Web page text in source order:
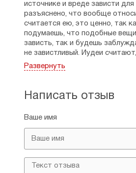
Написать отзыв
Ваше имя
источнике и вреде зависти
разъяснено, что вообще
считается ею, это ценно, так
подумаешь, что подобные
зависть, так и будешь
не завистливый. Иудеи
жадность и ревность имеют
книжечке есть и врачества.
понравились. Книга тонкая,
сочинение занимает почти
можно сразу и помолиться.
аудиторию 12+. Я прочитала ее
туговато шла, но может из-за
Развернуть